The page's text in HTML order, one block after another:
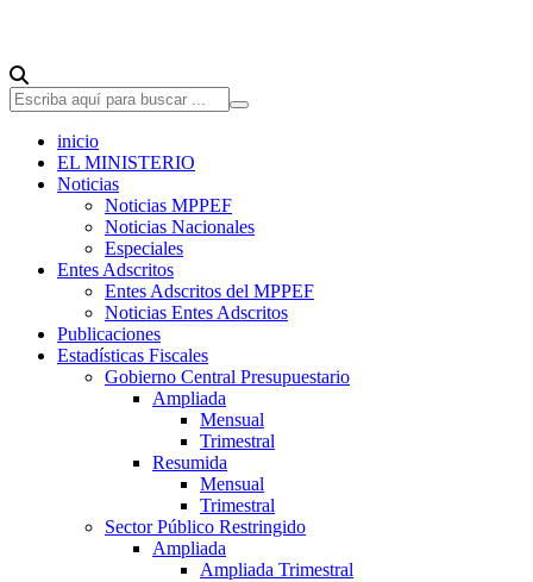
inicio
EL MINISTERIO
Noticias
Noticias MPPEF
Noticias Nacionales
Especiales
Entes Adscritos
Entes Adscritos del MPPEF
Noticias Entes Adscritos
Publicaciones
Estadísticas Fiscales
Gobierno Central Presupuestario
Ampliada
Mensual
Trimestral
Resumida
Mensual
Trimestral
Sector Público Restringido
Ampliada
Ampliada Trimestral